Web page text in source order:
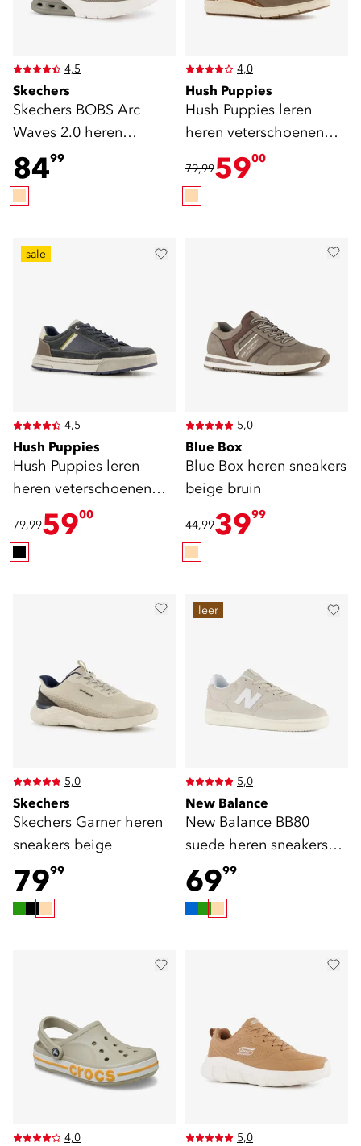
4,5
Skechers
Skechers BOBS Arc
Waves 2.0 heren
sneakers beige
8499
4,0
Hush Puppies
Hush Puppies leren
heren veterschoenen
beige bruin
79,995900
sale
4,5
Hush Puppies
Hush Puppies leren
heren veterschoenen
blauw
79,995900
5,0
Blue Box
Blue Box heren sneakers
beige bruin
44,993999
5,0
Skechers
Skechers Garner heren
sneakers beige
7999
leer
5,0
New Balance
New Balance BB80
suede heren sneakers
beige
6999
4,0 5,0